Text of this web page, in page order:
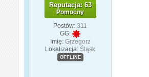
Reputacja: 63
Pomocny
Postów: 311
GG:
Imię: Grzegorz
Lokalizacja: Śląsk
OFFLINE